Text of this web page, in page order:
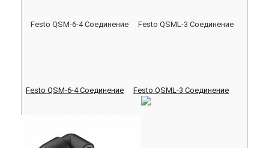
Festo QSM-6-4 Соединение Festo QSML-3 Соединение